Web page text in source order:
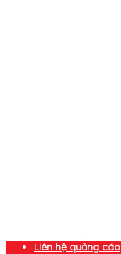
Liên hệ quảng cáo